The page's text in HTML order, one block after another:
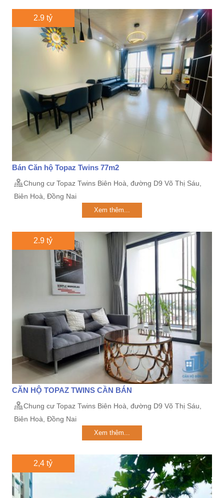
2.9 tỷ
Bán Căn hộ Topaz Twins 77m2
Chung cư Topaz Twins Biên Hoà, đường D9 Võ Thị Sáu,
Biên Hoà, Đồng Nai
Xem thêm...
2.9 tỷ
CĂN HỘ TOPAZ TWINS CẦN BÁN
Chung cư Topaz Twins Biên Hoà, đường D9 Võ Thị Sáu,
Biên Hoà, Đồng Nai
Xem thêm...
2,4 tỷ